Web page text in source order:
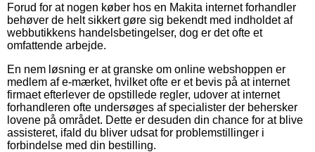
Forud for at nogen køber hos en Makita internet forhandler
behøver de helt sikkert gøre sig bekendt med indholdet af
webbutikkens handelsbetingelser, dog er det ofte et
omfattende arbejde.
En nem løsning er at granske om online webshoppen er
medlem af e-mærket, hvilket ofte er et bevis på at internet
firmaet efterlever de opstillede regler, udover at internet
forhandleren ofte undersøges af specialister der behersker
lovene på området. Dette er desuden din chance for at blive
assisteret, ifald du bliver udsat for problemstillinger i
forbindelse med din bestilling.